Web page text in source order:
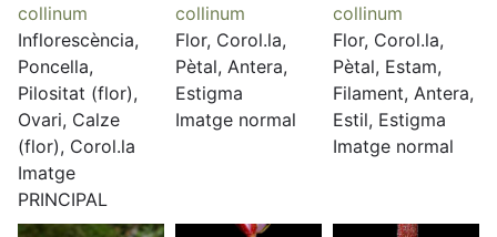
collinum
Inflorescència,
Poncella,
Pilositat (flor),
Ovari, Calze
(flor), Corol.la
Imatge
PRINCIPAL
collinum
Flor, Corol.la,
Pètal, Antera,
Estigma
Imatge normal
collinum
Flor, Corol.la,
Pètal, Estam,
Filament, Antera,
Estil, Estigma
Imatge normal